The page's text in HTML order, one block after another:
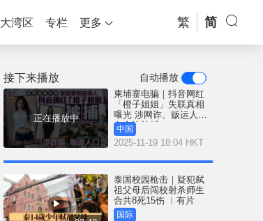
大湾区 专栏 更多 繁 简
接下来播放 自动播放
正在播放中
柬埔寨电骗｜抖音网红
「橙子姐姐」失联真相
曝光 涉网诈、贩运人口
在金边被捕
中国
2025-11-19 18:04 HKT
泰国校园枪击｜疑犯弑
祖父母后闯校射杀师生
合共8死15伤 ︱有片
国际